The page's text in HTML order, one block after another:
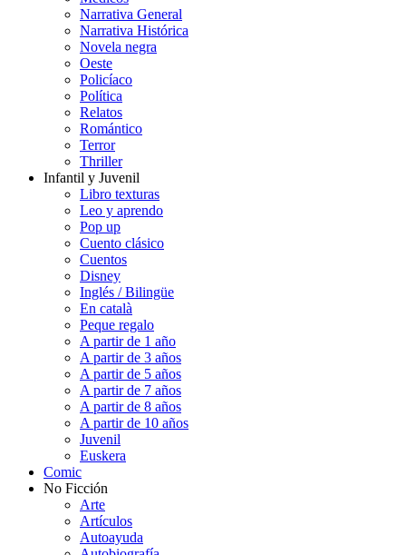
Narrativa General
Narrativa Histórica
Novela negra
Oeste
Policíaco
Política
Relatos
Romántico
Terror
Thriller
Infantil y Juvenil
Libro texturas
Leo y aprendo
Pop up
Cuento clásico
Cuentos
Disney
Inglés / Bilingüe
En català
Peque regalo
A partir de 1 año
A partir de 3 años
A partir de 5 años
A partir de 7 años
A partir de 8 años
A partir de 10 años
Juvenil
Euskera
Comic
No Ficción
Arte
Artículos
Autoayuda